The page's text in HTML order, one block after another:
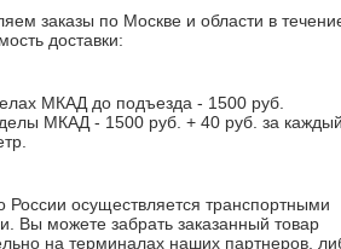
заказы по Москве и области в
доставки:
МКАД до подъезда - 1500 руб.
МКАД - 1500 руб. + 40 руб. за каждый
России осуществляется транспортными
Вы можете забрать заказанный товар
на терминалах наших партнеров,